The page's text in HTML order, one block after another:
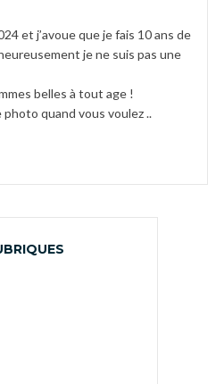
et j’avoue que je fais 10 ans de
je ne suis pas une
belles à tout age !
photo quand vous voulez ..